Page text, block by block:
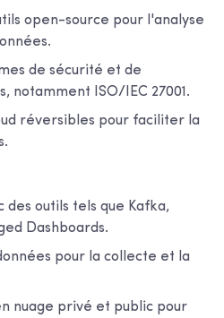
open-source pour l'analyse
de sécurité et de
notamment ISO/IEC 27001.
réversibles pour faciliter la
des outils tels que Kafka,
Dashboards.
pour la collecte et la
nuage privé et public pour